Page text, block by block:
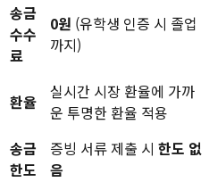
송금
수수
료
0원 (유학생 인증 시 졸업
까지)
환율
실시간 시장 환율에 가까
운 투명한 환율 적용
송금
한도
증빙 서류 제출 시 한도 없
음